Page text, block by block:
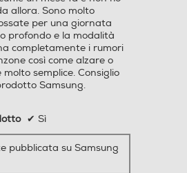
per una giornata
profondo e la modalità
completamente i rumori
così come alzare o
semplice. Consiglio
Samsung.
pubblicata su Samsung